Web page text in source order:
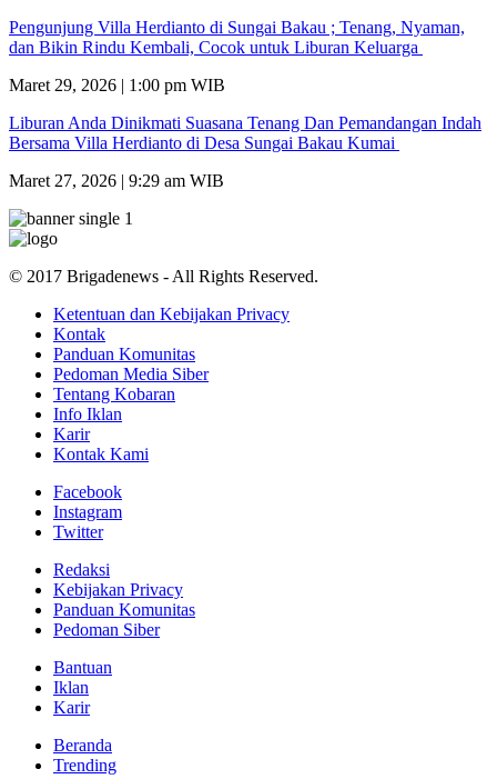
Pengunjung Villa Herdianto di Sungai Bakau ; Tenang, Nyaman,
dan Bikin Rindu Kembali, Cocok untuk Liburan Keluarga
Maret 29, 2026 | 1:00 pm WIB
Liburan Anda Dinikmati Suasana Tenang Dan Pemandangan Indah
Bersama Villa Herdianto di Desa Sungai Bakau Kumai
Maret 27, 2026 | 9:29 am WIB
© 2017 Brigadenews - All Rights Reserved.
Ketentuan dan Kebijakan Privacy
Kontak
Panduan Komunitas
Pedoman Media Siber
Tentang Kobaran
Info Iklan
Karir
Kontak Kami
Facebook
Instagram
Twitter
Redaksi
Kebijakan Privacy
Panduan Komunitas
Pedoman Siber
Bantuan
Iklan
Karir
Beranda
Trending